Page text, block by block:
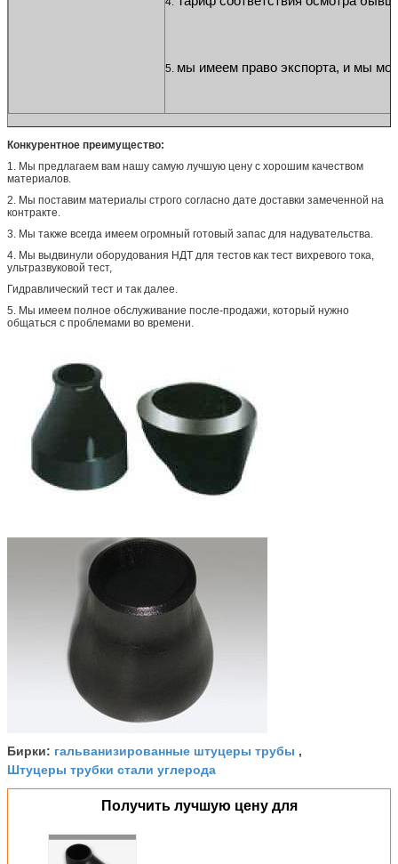
5. мы имеем право экспорта, и мы
Конкурентное преимущество:
1. Мы предлагаем вам нашу самую лучшую цену с хорошим качеством
материалов.
2. Мы поставим материалы строго согласно дате доставки замеченной на
контракте.
3. Мы также всегда имеем огромный готовый запас для надувательства.
4. Мы выдвинули оборудования НДТ для тестов как тест вихревого тока,
ультразвуковой тест,
Гидравлический тест и так далее.
5. Мы имеем полное обслуживание после-продажи, который нужно
общаться с проблемами во времени.
Бирки: гальванизированные штуцеры трубы ,
Штуцеры трубки стали углерода
Получить лучшую цену для